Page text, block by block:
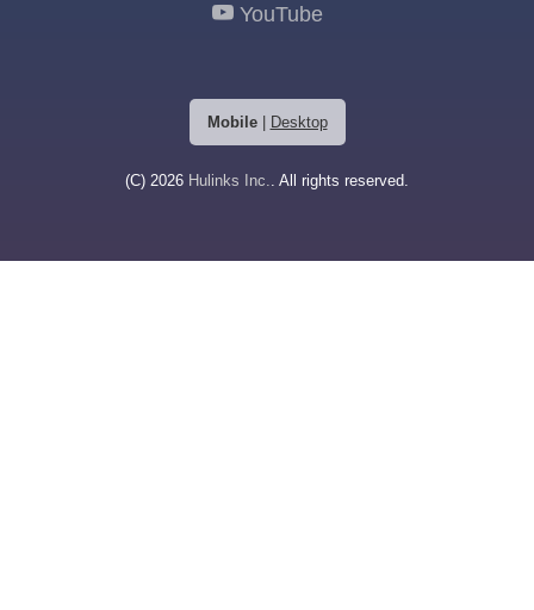
YouTube
Mobile| Desktop
(C) 2026 Hulinks Inc.. All rights reserved.